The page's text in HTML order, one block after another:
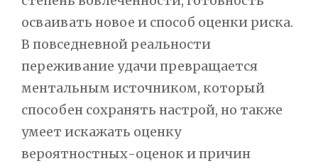
осваивать новое и способ оценки риска.
В повседневной реальности
переживание удачи превращается
ментальным источником, который
способен сохранять настрой, но также
умеет искажать оценку
вероятностных-оценок и причин